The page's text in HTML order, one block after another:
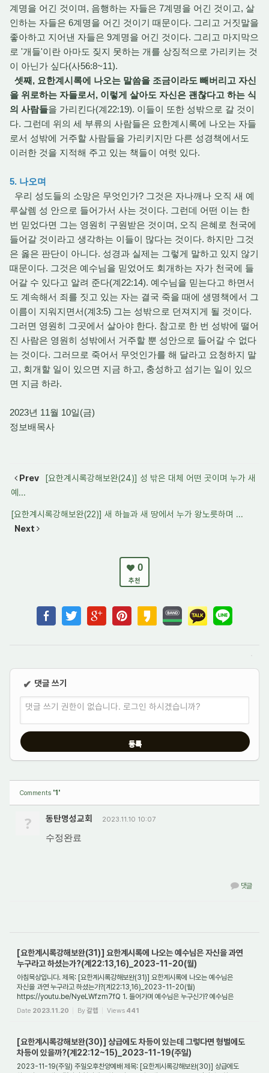
계명을 어긴 것이며, 음행하는 자들은 7계명을 어긴 것이고, 살
인하는 자들은 6계명을 어긴 것이기 때문이다. 그리고 거짓말을
좋아하고 지어낸 자들은 9계명을 어긴 것이다. 그리고 마지막으
로 '개들'이란 아마도 짖지 못하는 개를 상징적으로 가리키는 것
이 아닌가 싶다(사56:8~11).
셋째, 요한계시록에 나오는 말씀을 조금이라도 빼버리고 자신
을 위로하는 자들로서, 이렇게 살아도 자신은 괜찮다고 하는 식
의 사람들을 가리킨다(계22:19). 이들이 또한 성밖으로 갈 것이
다. 그런데 위의 세 부류의 사람들은 요한계시록에 나오는 자들
로서 성밖에 거주할 사람들을 가리키지만 다른 성경책에서도
이러한 것을 지적해 주고 있는 책들이 여럿 있다.
5. 나오며
우리 성도들의 소망은 무엇인가? 그것은 자나깨나 오직 새 예
루살렘 성 안으로 들어가서 사는 것이다. 그런데 어떤 이는 한
번 믿었다면 그는 영원히 구원받은 것이며, 오직 은혜로 천국에
들어갈 것이라고 생각하는 이들이 많다는 것이다. 하지만 그것
은 옳은 판단이 아니다. 성경과 실제는 그렇게 말하고 있지 않기
때문이다. 그것은 예수님을 믿었어도 회개하는 자가 천국에 들
어갈 수 있다고 알려 준다(계22:14). 예수님을 믿는다고 하면서
도 계속해서 죄를 짓고 있는 자는 결국 죽을 때에 생명책에서 그
이름이 지워지면서(계3:5) 그는 성밖으로 던져지게 될 것이다.
그러면 영원히 그곳에서 살아야 한다. 참고로 한 번 성밖에 떨어
진 사람은 영원히 성밖에서 거주할 뿐 성안으로 들어갈 수 없다
는 것이다. 그러므로 죽어서 무엇인가를 해 달라고 요청하지 말
고, 회개할 일이 있으면 지금 하고, 충성하고 섬기는 일이 있으
면 지금 하라.
2023년 11월 10일(금)
정보배목사
Prev
[요한계시록강해보완(24)] 성 밖은 대체 어떤 곳이며 누가 새
예...
[요한계시록강해보완(22)] 새 하늘과 새 땅에서 누가 왕노릇하며 ...
Next
0
추천
✔ 댓글 쓰기
댓글 쓰기 권한이 없습니다. 로그인 하시겠습니까?
Comments '1'
? 동탄명성교회 2023.11.10 10:07
수정완료
댓글
[요한계시록강해보완(31)] 요한계시록에 나오는 예수님은 자신을 과연
누구라고 하셨는가?(계22:13,16)_2023-11-20(월)
아침묵상입니다. 제목: [요한계시록강해보완(31)] 요한계시록에 나오는 예수님은
자신을 과연 누구라고 하셨는가?(계22:13,16)_2023-11-20(월)
https://youtu.be/NyeLWfzm7fQ 1. 들어가며 예수님은 누구신가? 예수님은
우리의 신앙의 대상이다. 우리가 그분을 ...
Date 2023.11.20 By갈렙 Views 441
[요한계시록강해보완(30)] 상급에도 차등이 있는데 그렇다면 형벌에도
차등이 있을까?(계22:12~15)_2023-11-19(주일)
2023-11-19(주일) 주일오후찬양예배 제목: [요한계시록강해보완(30)] 상급에도